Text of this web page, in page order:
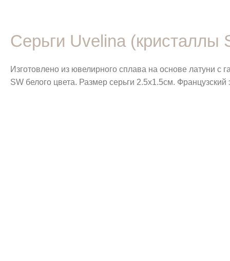
Серьги Uvelina (кристаллы
Изготовлено из ювелирного сплава на основе латуни
SW белого цвета. Размер серьги 2.5х1.5см.